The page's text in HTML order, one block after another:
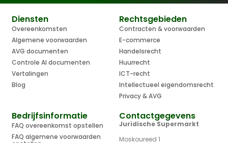
Diensten
Overeenkomsten
Algemene voorwaarden
AVG documenten
Controle AI documenten
Vertalingen
Blog
Rechtsgebieden
Contracten & voorwaarden
E-commerce
Handelsrecht
Huurrecht
ICT-recht
Intellectueel eigendomsrecht
Privacy & AVG
Bedrijfsinformatie
FAQ overeenkomst opstellen
FAQ algemene voorwaarden
Contactgegevens
Juridische Supermarkt
Moskoureed 1